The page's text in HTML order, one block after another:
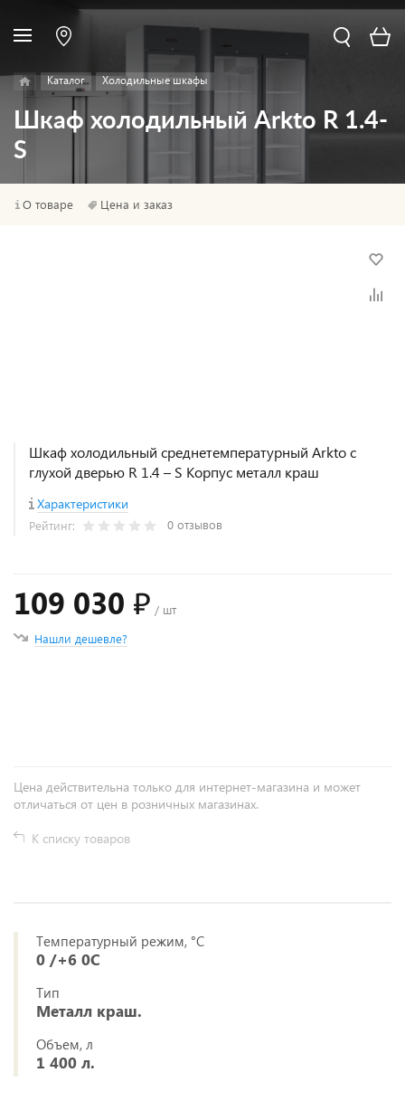
Каталог Холодильные шкафы
Шкаф холодильный Arkto R 1.4-
S
О товаре Цена и заказ
Шкаф холодильный среднетемпературный Arkto с
глухой дверью R 1.4 – S Корпус металл краш
Характеристики
Рейтинг: 0 отзывов
109 030 ₽ / шт
Нашли дешевле?
Цена действительна только для интернет-магазина и может
отличаться от цен в розничных магазинах.
К списку товаров
Температурный режим, °C
0 /+6 0С
Тип
Металл краш.
Объем, л
1 400 л.